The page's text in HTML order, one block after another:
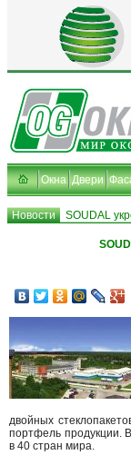
Окна Двери
Новости SOUDAL
двойных
портфель продукции.
в 40 стран мира.